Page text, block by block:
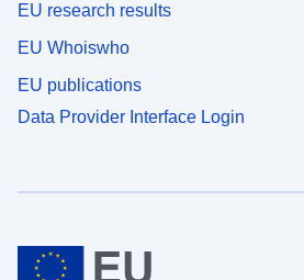
EU research results
EU Whoiswho
EU publications
Data Provider Interface Login